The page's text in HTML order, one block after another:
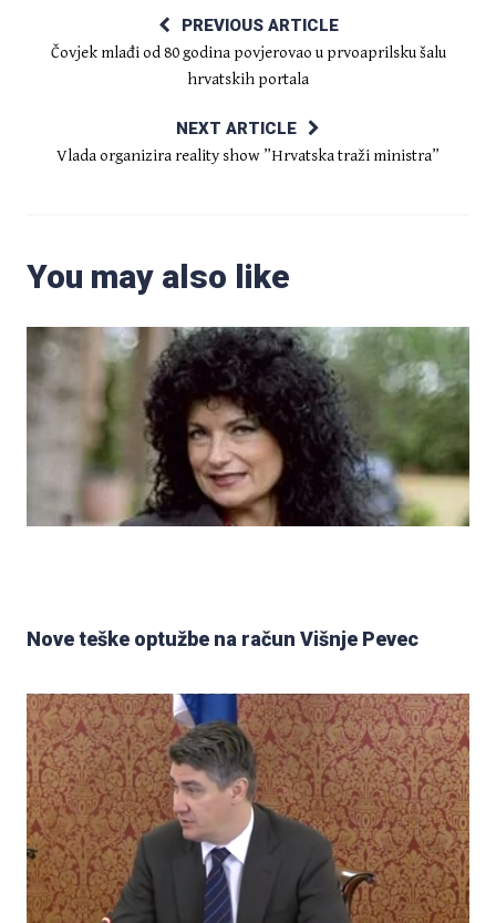
PREVIOUS ARTICLE
Čovjek mlađi od 80 godina povjerovao u prvoaprilsku šalu
hrvatskih portala
NEXT ARTICLE
Vlada organizira reality show ”Hrvatska traži ministra”
You may also like
Nove teške optužbe na račun Višnje Pevec